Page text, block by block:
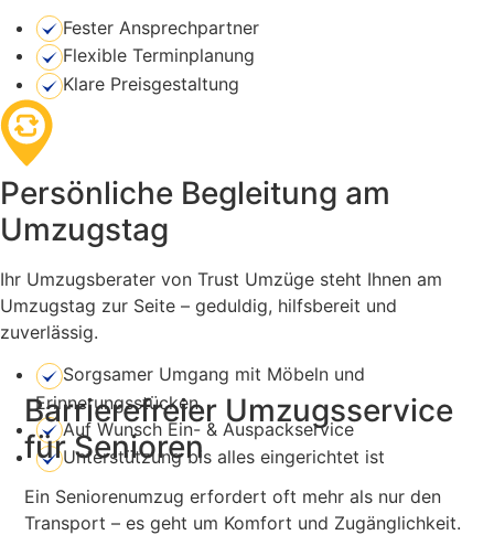
Fester Ansprechpartner
Flexible Terminplanung
Klare Preisgestaltung
Persönliche Begleitung am
Umzugstag
Ihr Umzugsberater von Trust Umzüge steht Ihnen am
Umzugstag zur Seite – geduldig, hilfsbereit und
zuverlässig.
Sorgsamer Umgang mit Möbeln und
Erinnerungsstücken
Auf Wunsch Ein- & Auspackservice
Unterstützung bis alles eingerichtet ist
Barrierefreier Umzugsservice
für Senioren
Ein Seniorenumzug erfordert oft mehr als nur den
Transport – es geht um Komfort und Zugänglichkeit.